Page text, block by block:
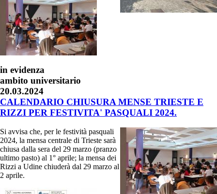
in evidenza
ambito universitario
20.03.2024
CALENDARIO CHIUSURA MENSE TRIESTE E
RIZZI PER FESTIVITA' PASQUALI 2024.
Si avvisa che, per le festività pasquali
2024, la mensa centrale di Trieste sarà
chiusa dalla sera del 29 marzo (pranzo
ultimo pasto) al 1° aprile; la mensa dei
Rizzi a Udine chiuderà dal 29 marzo al
2 aprile.